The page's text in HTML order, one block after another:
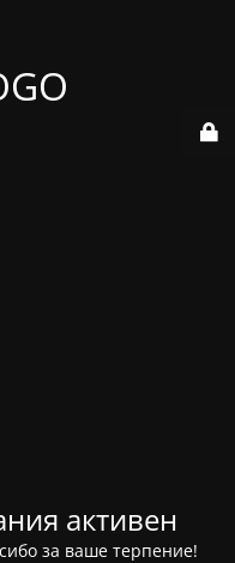
активен
за ваше терпение!